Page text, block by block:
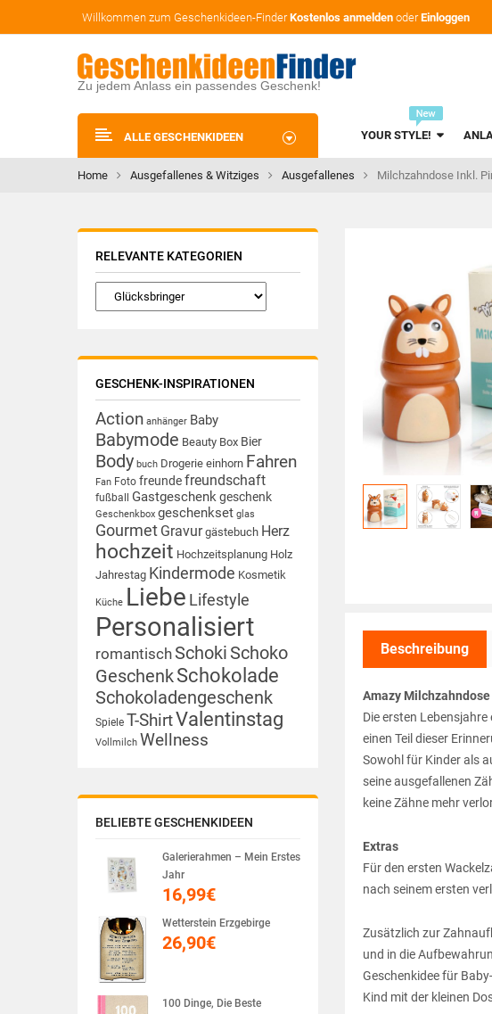
Willkommen zum Geschenkideen-FinderKostenlos anmelden oderEinloggen
Zu jedem Anlass ein passendes Geschenk!
ALLE GESCHENKIDEEN YOUR STYLE!
Home Ausgefallenes & Witziges Ausgefallenes Milchzahndose Inkl.
RELEVANTE KATEGORIEN
GESCHENK-INSPIRATIONEN
Action anhänger Baby
Babymode Beauty Box Bier
Body buch Drogerie einhorn Fahren
Fan Foto freundefreundschaft
fußball Gastgeschenkgeschenk
Geschenkbox geschenkset glas
Gourmet Gravur gästebuch Herz
hochzeit Hochzeitsplanung Holz
Jahrestag Kindermode Kosmetik
Küche Liebe Lifestyle
Personalisiert
romantisch Schoki Schoko
GeschenkSchokolade
Schokoladengeschenk
Spiele T-ShirtValentinstag
Vollmilch Wellness
BELIEBTE GESCHENKIDEEN
Galerierahmen – Mein Erstes
Jahr
16,99€
Wetterstein Erzgebirge
26,90€
100 Dinge, Die Beste
Beschreibung
Amazy Milchzahndose
Die ersten
einen Teil dieser
Sowohl für Kinder als
seine ausgefallenen
keine Zähne mehr
Extras
Für den ersten
nach seinem ersten
Zusätzlich zur
und in die
Geschenkidee für
Kind mit der kleinen